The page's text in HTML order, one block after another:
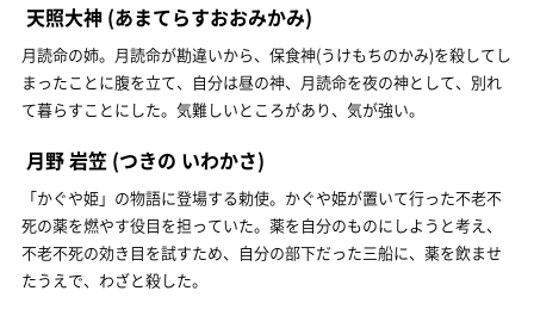
天照大神 (あまてらすおおみかみ)
月読命の姉。月読命が勘違いから、保食神(うけもちのかみ)を殺してし
まったことに腹を立て、自分は昼の神、月読命を夜の神として、別れ
て暮らすことにした。気難しいところがあり、気が強い。
月野 岩笠 (つきの いわかさ)
「かぐや姫」の物語に登場する勅使。かぐや姫が置いて行った不老不
死の薬を燃やす役目を担っていた。薬を自分のものにしようと考え、
不老不死の効き目を試すため、自分の部下だった三船に、薬を飲ませ
たうえで、わざと殺した。